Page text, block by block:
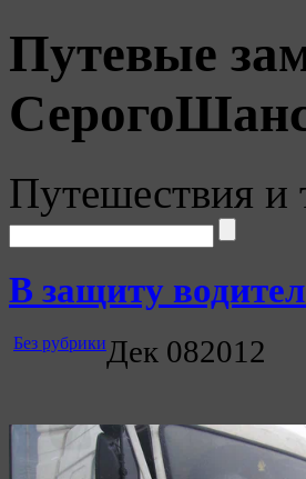
Путевые
Путешествия и
В защиту
Без рубрики Дек 082012